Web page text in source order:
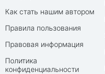
Как стать нашим автором
Правила пользования
Правовая информация
Политика
конфиденциальности